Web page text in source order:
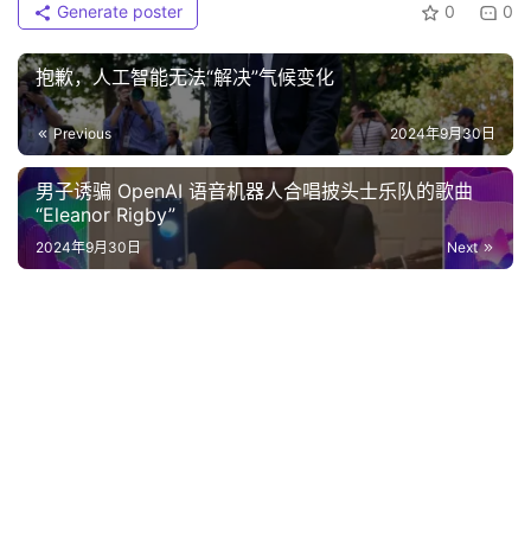
0 0
Generate poster
抱歉，人工智能无法“解决”气候变化
Previous 2024年9月30日
男子诱骗 OpenAI 语音机器人合唱披头士乐队的歌曲
“Eleanor Rigby”
Next
2024年9月30日